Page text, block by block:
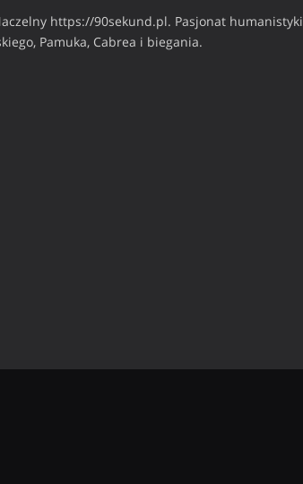
https://90sekund.pl. Pasjonat humanistyki
Pamuka, Cabrea i biegania.